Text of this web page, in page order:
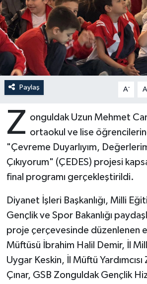
Paylaş A- A
Z onguldak Uzun Mehmet
ortaokul ve lise
"Çevreme Duyarlıyım,
Çıkıyorum" (ÇEDES) projesi
final programı gerçekleştirildi.
Diyanet İşleri Başkanlığı, Milli
Gençlik ve Spor Bakanlığı
proje çerçevesinde düzenlenen
Müftüsü İbrahim Halil Demir, İl
Uygar Keskin, İl Müftü
Çınar, GSB Zonguldak Gençlik
Ardahan Müftülüğü
Artvin Müftülüğü
Aydın Müftülüğü
Balıkesir Müftülüğü
Bartın Müftülüğü
Batman Müftülüğü
Bayburt Müftülüğü
Bilecik Müftülüğü
Bingöl Müftülüğü
Bitlis Müftülüğü
Bolu Müftülüğü
Kudüs
Kurban
Mukabele
Peygamberimizin Hayatı
Ramazan
Sahabeler
Hutbeler
DİYANET AKADEMİ
DİYANET GENÇLİK
DİYANET RADYO/TV
DEPREM
Dünya
Kültür-Sanat
Aile
Sağlık
Makaleler